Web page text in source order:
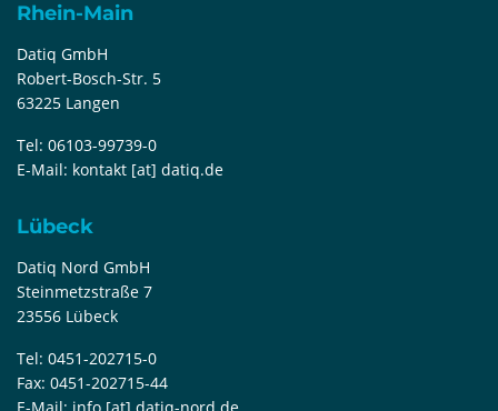
Rhein-Main
Datiq GmbH
Robert-Bosch-Str. 5
63225 Langen
Tel: 06103-99739-0
E-Mail: kontakt [at] datiq.de
Lübeck
Datiq Nord GmbH
Steinmetzstraße 7
23556 Lübeck
Tel: 0451-202715-0
Fax: 0451-202715-44